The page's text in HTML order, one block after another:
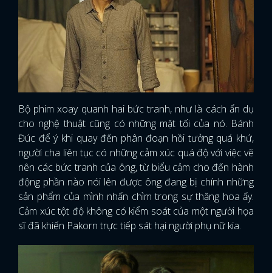
Bộ phim xoay quanh hai bức tranh, như là cách ẩn dụ
cho nghệ thuật cũng có những mặt tối của nó. Bánh
Đúc để ý khi quay đến phân đoạn hồi tưởng quá khứ,
người cha liên tục có những cảm xúc quá độ với việc vẽ
nên các bức tranh của ông, từ biểu cảm cho đến hành
động phần nào nói lên được ông đang bị chính những
sản phẩm của mình nhấn chìm trong sự thăng hoa ấy.
Cảm xúc tột độ không có kiểm soát của một người họa
sĩ đã khiến Pakorn trực tiếp sát hại người phụ nữ kia.